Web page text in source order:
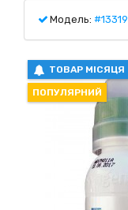
Модель: #13319
ТОВАР МІСЯЦЯ
ПОПУЛЯРНИЙ